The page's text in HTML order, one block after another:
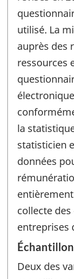
utilisé. La
auprès des
ressources
la
statisticien
données
collecte
entreprises
Deux des